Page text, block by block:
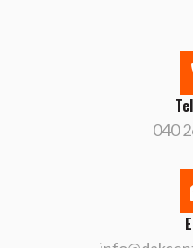
040